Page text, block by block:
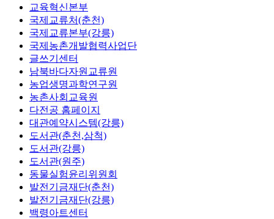
교육혁신본부
국제교류처(춘천)
국제교류본부(강릉)
국제농촌개발협력사업단
글쓰기센터
남북바다자원교류원
농업생명과학연구원
농촌사회교육원
다전공 홈페이지
대관예약시스템(강릉)
도서관(춘천,삼척)
도서관(강릉)
도서관(원주)
동물실험윤리위원회
발전기금재단(춘천)
발전기금재단(강릉)
백령아트센터